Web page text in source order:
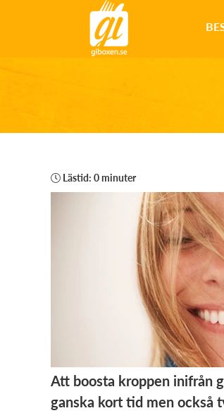
Lästid: 0 minuter
Att boosta kroppen inifrån
ganska kort tid men också